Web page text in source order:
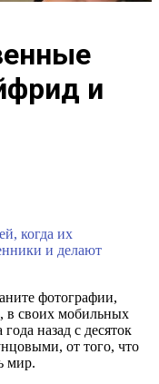
и
когда их
и делают
фотографии,
в своих мобильных
назад с десяток
от того, что
мир.